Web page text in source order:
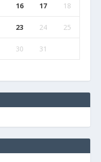
16 17 18
23 24 25
30
31